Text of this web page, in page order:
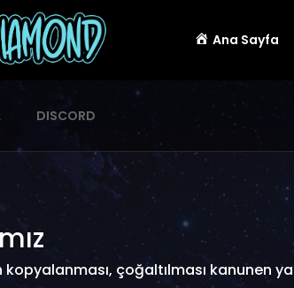
Ana Sayfa
DISCORD
çoğaltılması kanunen